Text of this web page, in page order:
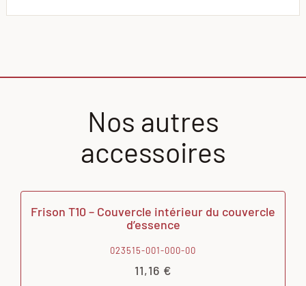
Nos autres
accessoires
Frison T10 – Couvercle intérieur du couvercle
d’essence
023515-001-000-00
11,16 €